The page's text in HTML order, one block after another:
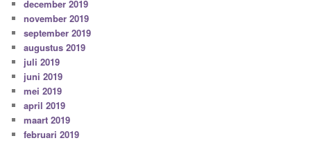
december 2019
november 2019
september 2019
augustus 2019
juli 2019
juni 2019
mei 2019
april 2019
maart 2019
februari 2019